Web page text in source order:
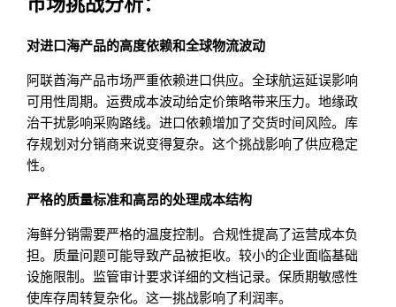
对进口海产品的高度依赖和全球物流波动
阿联酋海产品市场严重依赖进口供应。全球航运延误影响
可用性周期。运费成本波动给定价策略带来压力。地缘政
治干扰影响采购路线。进口依赖增加了交货时间风险。库
存规划对分销商来说变得复杂。这个挑战影响了供应稳定
性。
严格的质量标准和高昂的处理成本结构
海鲜分销需要严格的温度控制。合规性提高了运营成本负
担。质量问题可能导致产品被拒收。较小的企业面临基础
设施限制。监管审计要求详细的文档记录。保质期敏感性
使库存周转复杂化。这一挑战影响了利润率。